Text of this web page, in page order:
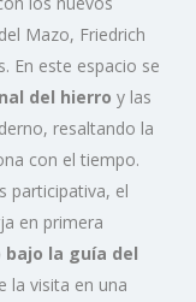
Mazo, Friedrich
En este espacio se
del hierro y las
resaltando la
con el tiempo.
participativa, el
en primera
bajo la guía del
la visita en una